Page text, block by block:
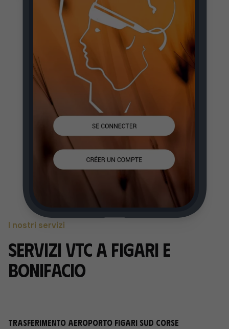
I nostri servizi
Servizi VTC a Figari e
Bonifacio
Trasferimento aeroporto Figari Sud Corse